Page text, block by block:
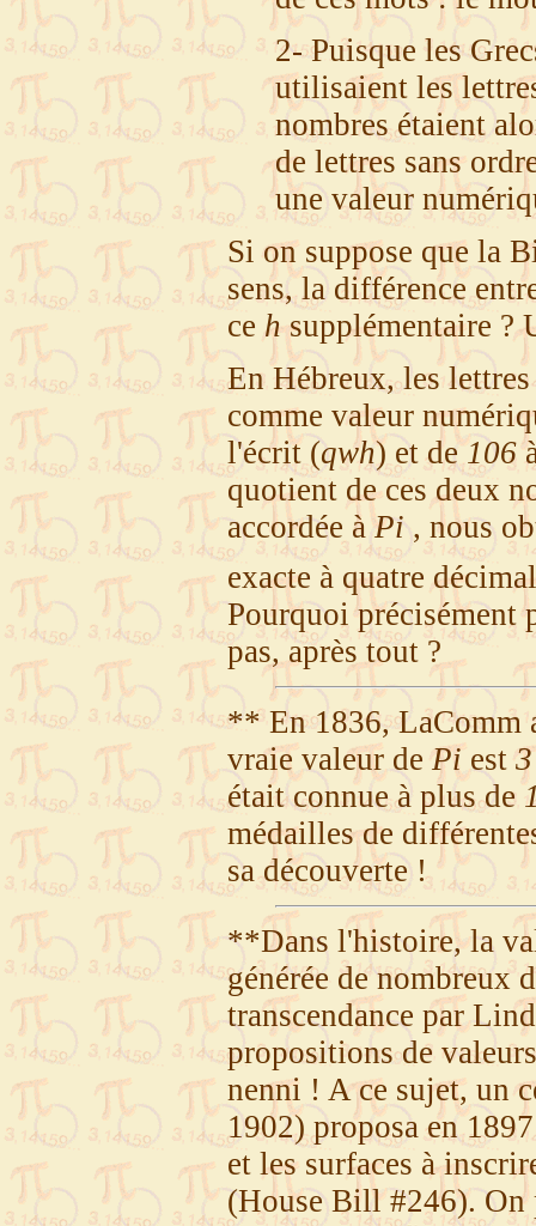
2- Puisque les
utilisaient les
nombres étaient
de lettres sans
une valeur
Si on suppose que la
sens, la différence
ce hsupplémentaire ?
En Hébreux, les
comme valeur
l'écrit (qwh) et de 106
quotient de ces deux
accordée àPi , nous
exacte à quatre
Pourquoi précisément
pas, après tout ?
** En 1836, LaComm
vraie valeur de Pi est
était connue à plus de
médailles de
sa découverte !
**Dans l'histoire, la
générée de nombreux
transcendance par
propositions de
nenni ! A ce sujet, un
1902) proposa en
et les surfaces à
(House Bill #246).